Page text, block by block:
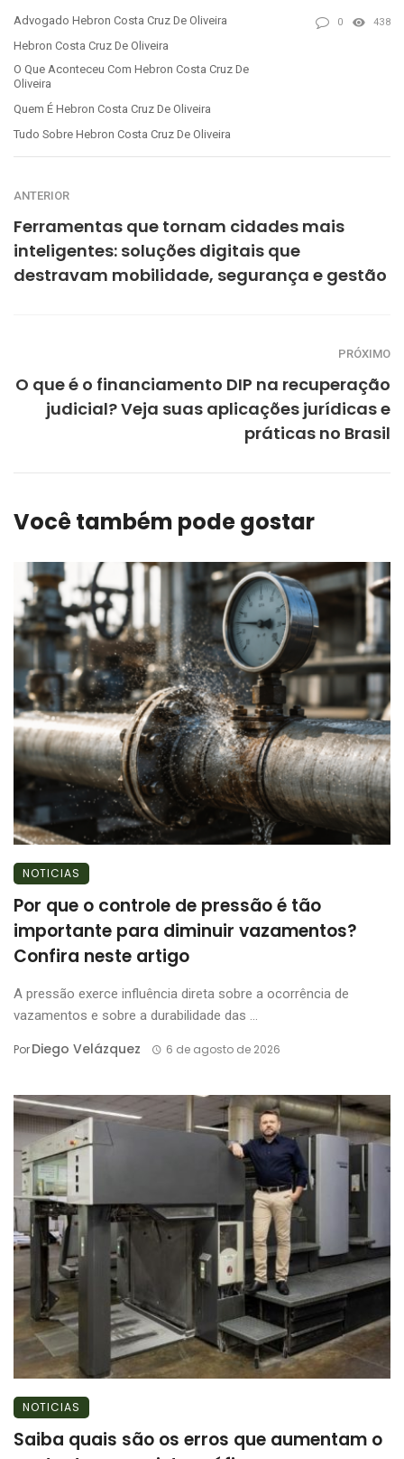
Advogado Hebron Costa Cruz De Oliveira
Hebron Costa Cruz De Oliveira
O Que Aconteceu Com Hebron Costa Cruz De
Oliveira
Quem É Hebron Costa Cruz De Oliveira
Tudo Sobre Hebron Costa Cruz De Oliveira
0 438
ANTERIOR
Ferramentas que tornam cidades mais
inteligentes: soluções digitais que
destravam mobilidade, segurança e gestão
PRÓXIMO
O que é o financiamento DIP na recuperação
judicial? Veja suas aplicações jurídicas e
práticas no Brasil
Você também pode gostar
NOTICIAS
Por que o controle de pressão é tão
importante para diminuir vazamentos?
Confira neste artigo
A pressão exerce influência direta sobre a ocorrência de
vazamentos e sobre a durabilidade das ...
PorDiego Velázquez 6 de agosto de 2026
NOTICIAS
Saiba quais são os erros que aumentam o